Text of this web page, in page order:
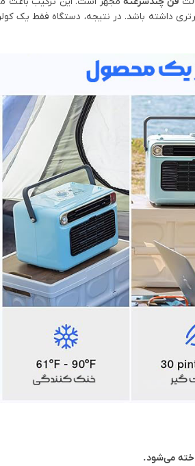
داشته باشد. در نتیجه، دستگاه فقط یک
می‌شود.